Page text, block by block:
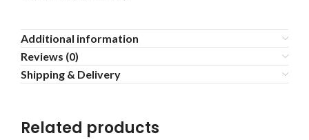
Additional information
Reviews (0)
Shipping & Delivery
Related products